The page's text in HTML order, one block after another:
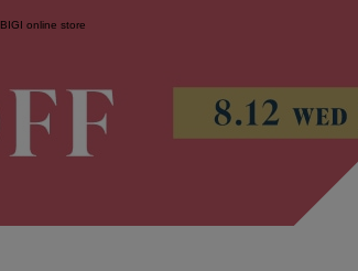
BIGI online store